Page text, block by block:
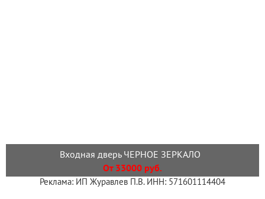
Входная дверь ЧЕРНОЕ ЗЕРКАЛО
От 33000 руб.
Реклама: ИП Журавлев П.В. ИНН: 571601114404